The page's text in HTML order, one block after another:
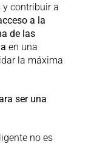
contribuir a
a la
de las
en una
la máxima
ser una
no es